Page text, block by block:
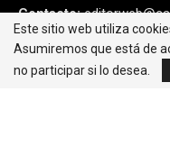
Contacto:
Síguenos:
Este sitio web utiliza
Asumiremos que está de
no participar si lo desea.